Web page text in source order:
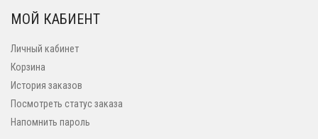
МОЙ КАБИЕНТ
Личный кабинет
Корзина
История заказов
Посмотреть статус заказа
Напомнить пароль